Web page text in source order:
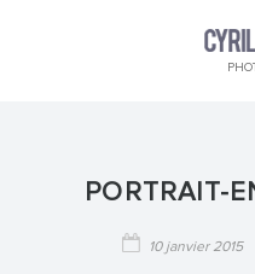
PORTRAIT-
10 janvier 2015